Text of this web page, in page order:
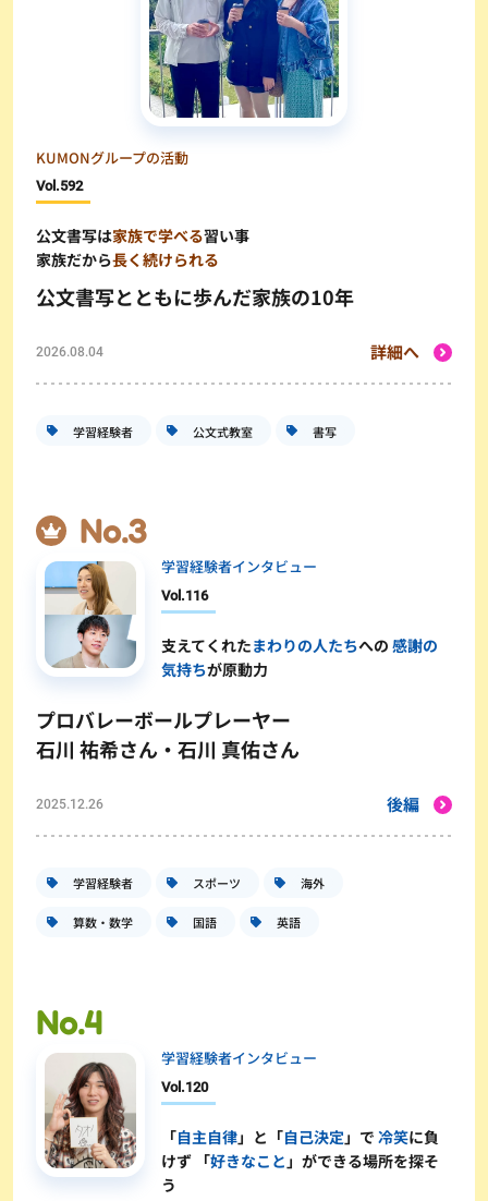
KUMONグループの活動
Vol.592
公文書写は家族で学べる習い事
家族だから長く続けられる
公文書写とともに歩んだ家族の10年
2026.08.04 詳細へ
学習経験者 公文式教室 書写
学習経験者インタビュー
Vol.116
支えてくれたまわりの人たちへの感謝の
気持ちが原動力
プロバレーボールプレーヤー
石川 祐希さん・石川 真佑さん
2025.12.26 後編
学習経験者 スポーツ 海外
算数・数学 国語 英語
学習経験者インタビュー
Vol.120
「自主自律」と「自己決定 」で冷笑に負
けず 「好きなこと 」ができる場所を探そ
う